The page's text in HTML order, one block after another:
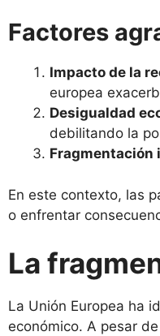
Factores
Impacto de la
europea
Desigualdad
debilitando la
Fragmentación
En este contexto, las
o enfrentar
La
La Unión Europea ha
económico. A pesar